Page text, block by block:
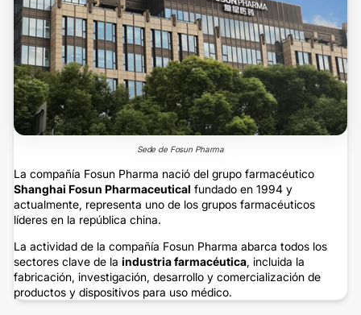
Sede de Fosun Pharma
La compañía Fosun Pharma nació del grupo farmacéutico
Shanghai Fosun Pharmaceutical fundado en 1994 y
actualmente, representa uno de los grupos farmacéuticos
líderes en la república china.
La actividad de la compañía Fosun Pharma abarca todos los
sectores clave de la industria farmacéutica, incluida la
fabricación, investigación, desarrollo y comercialización de
productos y dispositivos para uso médico.